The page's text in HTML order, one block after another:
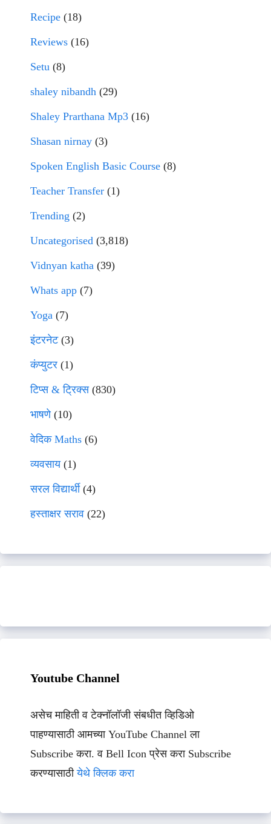
Recipe (18)
Reviews (16)
Setu (8)
shaley nibandh (29)
Shaley Prarthana Mp3 (16)
Shasan nirnay (3)
Spoken English Basic Course (8)
Teacher Transfer (1)
Trending (2)
Uncategorised (3,818)
Vidnyan katha (39)
Whats app (7)
Yoga (7)
इंटरनेट(3)
कंप्युटर (1)
टिप्स & ट्रिक्स(830)
भाषणे(10)
वेदिक Maths (6)
व्यवसाय(1)
सरल विद्यार्थी(4)
हस्ताक्षर सराव (22)
Youtube Channel
असेच माहिती व टेक्नॉलॉजी संबधीत व्हिडिओ
पाहण्यासाठी आमच्या YouTube Channel ला
Subscribe करा. व Bell Icon प्रेस करा Subscribe
करण्यासाठीयेथे क्लिक करा